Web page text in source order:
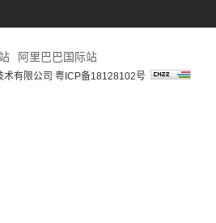
阿里巴巴国际站
有限公司 粤ICP备18128102号